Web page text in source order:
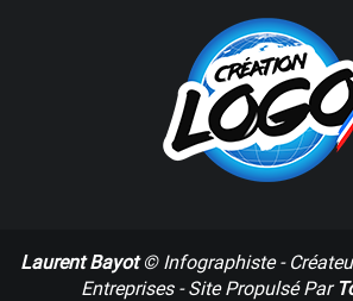
Laurent Bayot ©Infographiste -
Entreprises - Site Propulsé Par